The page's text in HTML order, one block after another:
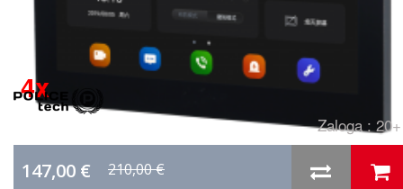
Zaloga : 20+
4 x
147,00 € 210,00 €